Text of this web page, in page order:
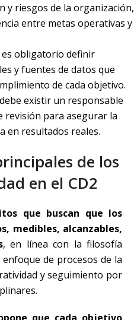
y riesgos de la organización,
entre metas operativas y
es obligatorio definir
y fuentes de datos que
de cada objetivo.
debe existir un responsable
revisión para asegurar la
en resultados reales.
de los
en el CD2
que buscan que los
medibles, alcanzables,
, en línea con la filosofía
de procesos de la
y seguimiento por
que cada objetivo